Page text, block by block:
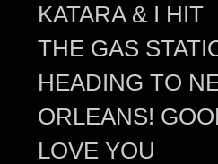
KATARA & I HIT
THE GAS
HEADING TO
ORLEANS!
LOVE YOU